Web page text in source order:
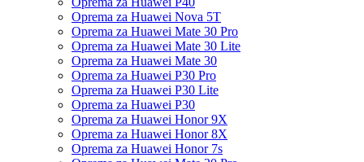
Oprema za Huawei Nova 5T
Oprema za Huawei Mate 30 Pro
Oprema za Huawei Mate 30 Lite
Oprema za Huawei Mate 30
Oprema za Huawei P30 Pro
Oprema za Huawei P30 Lite
Oprema za Huawei P30
Oprema za Huawei Honor 9X
Oprema za Huawei Honor 8X
Oprema za Huawei Honor 7s